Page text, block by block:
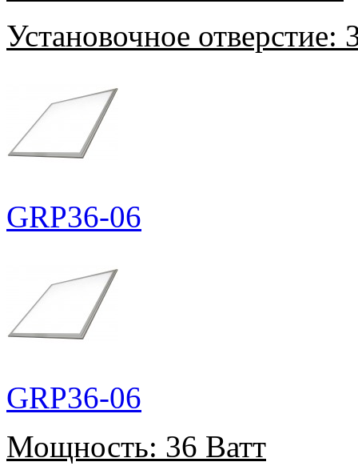
Установочное отверстие:
GRP36-06
GRP36-06
Мощность: 36 Ватт